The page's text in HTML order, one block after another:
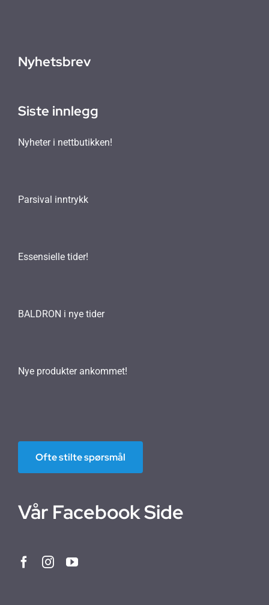
Nyhetsbrev
Siste innlegg
Nyheter i nettbutikken!
Parsival inntrykk
Essensielle tider!
BALDRON i nye tider
Nye produkter ankommet!
Ofte stilte spørsmål
Vår Facebook Side